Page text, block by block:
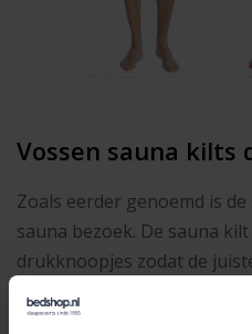
Vossen sauna kilts
Zoals eerder genoemd is
sauna bezoek. De sauna
drukknoopjes zodat de
worden aangehouden. In
elastiek zodat de